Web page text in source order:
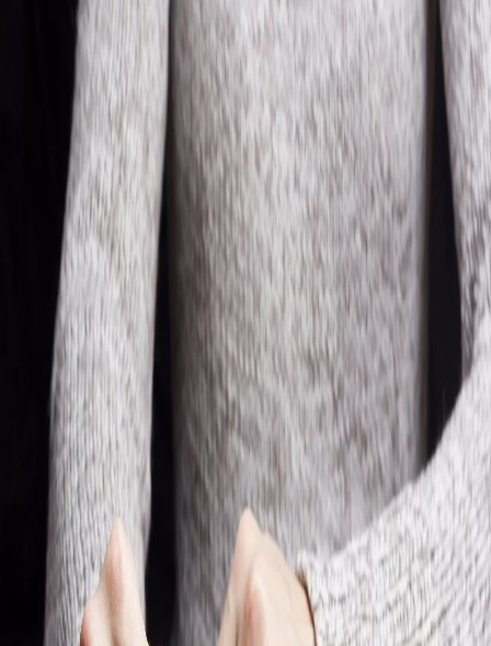
Atendimento (21) 2574 8888
Conclua sua Matrícula
INSCREVA-SE SOLICITE INFORMAÇÕES
ÁREA DO ALUNO LOGIN